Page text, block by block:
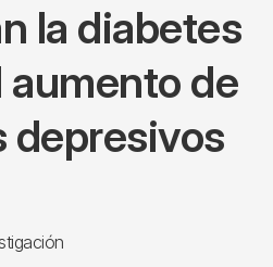
la diabetes
de
depresivos